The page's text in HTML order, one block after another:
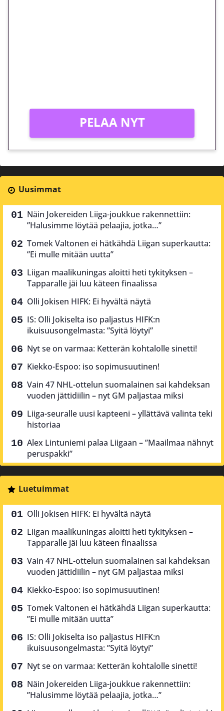
PELAA NYT
Uusimmat
Näin Jokereiden Liiga-joukkue rakennettiin:
”Halusimme löytää pelaajia, jotka…”
Tomek Valtonen ei hätkähdä Liigan superkautta:
”Ei mulle mitään uutta”
Liigan maalikuningas aloitti heti tykityksen –
Tapparalle jäi luu käteen finaalissa
Olli Jokisen HIFK: Ei hyvältä näytä
IS: Olli Jokiselta iso paljastus HIFK:n
ikuisuusongelmasta: ”Syitä löytyi”
Nyt se on varmaa: Ketterän kohtalolle sinetti!
Kiekko-Espoo: iso sopimusuutinen!
Vain 47 NHL-ottelun suomalainen sai kahdeksan
vuoden jättidiilin – nyt GM paljastaa miksi
Liiga-seuralle uusi kapteeni – yllättävä valinta teki
historiaa
Alex Lintuniemi palaa Liigaan – ”Maailmaa nähnyt
peruspakki”
Luetuimmat
Olli Jokisen HIFK: Ei hyvältä näytä
Liigan maalikuningas aloitti heti tykityksen –
Tapparalle jäi luu käteen finaalissa
Vain 47 NHL-ottelun suomalainen sai kahdeksan
vuoden jättidiilin – nyt GM paljastaa miksi
Kiekko-Espoo: iso sopimusuutinen!
Tomek Valtonen ei hätkähdä Liigan superkautta:
”Ei mulle mitään uutta”
IS: Olli Jokiselta iso paljastus HIFK:n
ikuisuusongelmasta: ”Syitä löytyi”
Nyt se on varmaa: Ketterän kohtalolle sinetti!
Näin Jokereiden Liiga-joukkue rakennettiin:
”Halusimme löytää pelaajia, jotka…”